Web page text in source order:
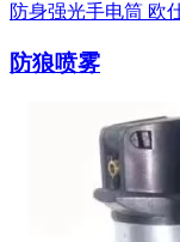
防身强光手电筒 欧
防狼喷雾